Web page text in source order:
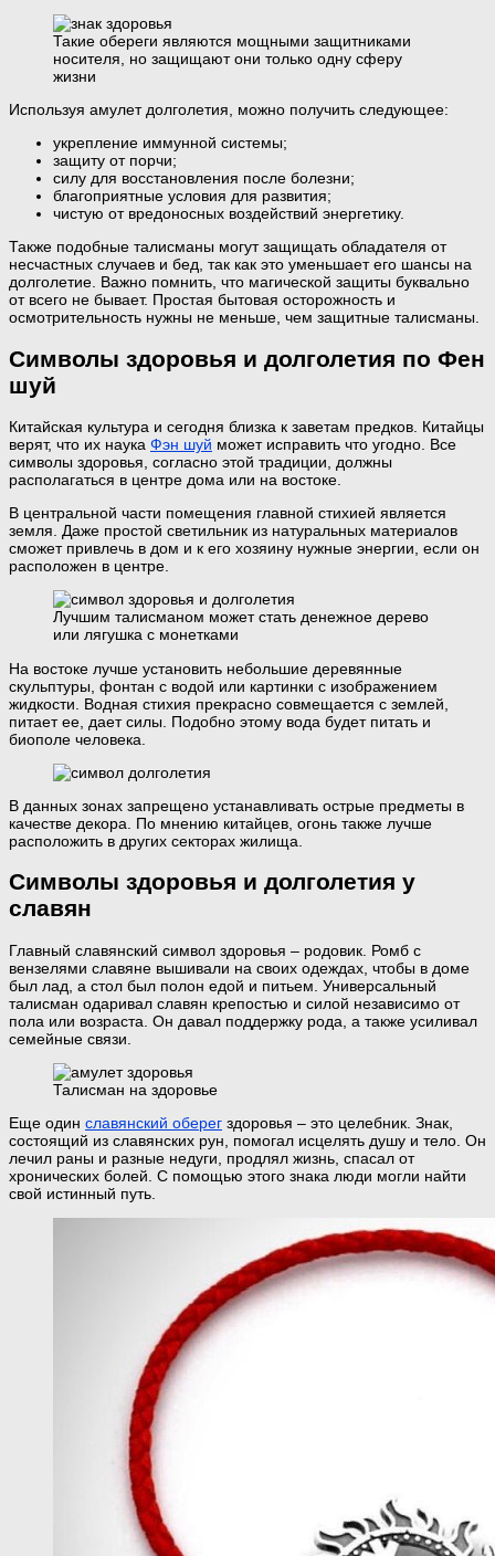
Такие обереги являются мощными защитниками
носителя, но защищают они только одну сферу
жизни
Используя амулет долголетия, можно получить следующее:
укрепление иммунной системы;
защиту от порчи;
силу для восстановления после болезни;
благоприятные условия для развития;
чистую от вредоносных воздействий энергетику.
Также подобные талисманы могут защищать обладателя от
несчастных случаев и бед, так как это уменьшает его шансы на
долголетие. Важно помнить, что магической защиты буквально
от всего не бывает. Простая бытовая осторожность и
осмотрительность нужны не меньше, чем защитные талисманы.
Символы здоровья и долголетия по Фен
шуй
Китайская культура и сегодня близка к заветам предков. Китайцы
верят, что их наука Фэн шуй может исправить что угодно. Все
символы здоровья, согласно этой традиции, должны
располагаться в центре дома или на востоке.
В центральной части помещения главной стихией является
земля. Даже простой светильник из натуральных материалов
сможет привлечь в дом и к его хозяину нужные энергии, если он
расположен в центре.
Лучшим талисманом может стать денежное дерево
или лягушка с монетками
На востоке лучше установить небольшие деревянные
скульптуры, фонтан с водой или картинки с изображением
жидкости. Водная стихия прекрасно совмещается с землей,
питает ее, дает силы. Подобно этому вода будет питать и
биополе человека.
В данных зонах запрещено устанавливать острые предметы в
качестве декора. По мнению китайцев, огонь также лучше
расположить в других секторах жилища.
Символы здоровья и долголетия у
славян
Главный славянский символ здоровья – родовик. Ромб с
вензелями славяне вышивали на своих одеждах, чтобы в доме
был лад, а стол был полон едой и питьем. Универсальный
талисман одаривал славян крепостью и силой независимо от
пола или возраста. Он давал поддержку рода, а также усиливал
семейные связи.
Талисман на здоровье
Еще один славянский оберег здоровья – это целебник. Знак,
состоящий из славянских рун, помогал исцелять душу и тело. Он
лечил раны и разные недуги, продлял жизнь, спасал от
хронических болей. С помощью этого знака люди могли найти
свой истинный путь.